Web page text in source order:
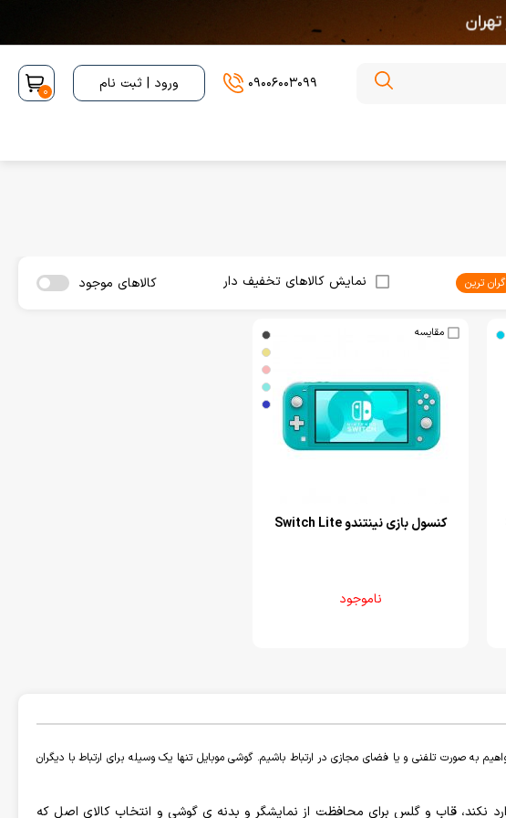
09006003099 ورود | ثبت نام 0
گران ترین نمایش کالاهای تخفیف دار کالاهای موجود
مقایسه
کنسول بازی نینتندو Switch Lite
ناموجود
به صورت تلفنی و یا فضای مجازی در ارتباط باشیم. گوشی موبایل تنها یک وسیله برای ارتباط با دیگران
وارد نکند، قاب و گلس برای محافظت از نمایشگر و بدنه ی گوشی و انتخاب کالای اصل که